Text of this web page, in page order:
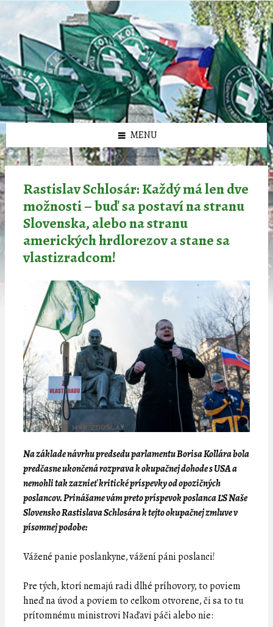
олимп казино
Preskočiť
Preskočiť
panel
Preskočiť
panel
Preskočiť
MENU
Rastislav Schlosár: Každý má len dve
možnosti – buď sa postaví na stranu
Slovenska, alebo na stranu
amerických hrdlorezov a stane sa
vlastizradcom!
Na základe návrhu predsedu parlamentu Borisa Kollára bola
predčasne ukončená rozprava k okupačnej dohode s USA a
nemohli tak zaznieť kritické príspevky od opozičných
poslancov. Prinášame vám preto príspevok poslanca ĽS Naše
Slovensko Rastislava Schlosára k tejto okupačnej zmluve v
písomnej podobe:
Vážené panie poslankyne, vážení páni poslanci!
Pre tých, ktorí nemajú radi dlhé príhovory, to poviem
hneď na úvod a poviem to celkom otvorene, či sa to tu
prítomnému ministrovi Naďavi páči alebo nie: